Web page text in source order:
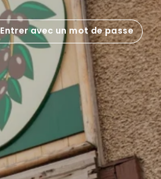
Entrer avec un mot de passe